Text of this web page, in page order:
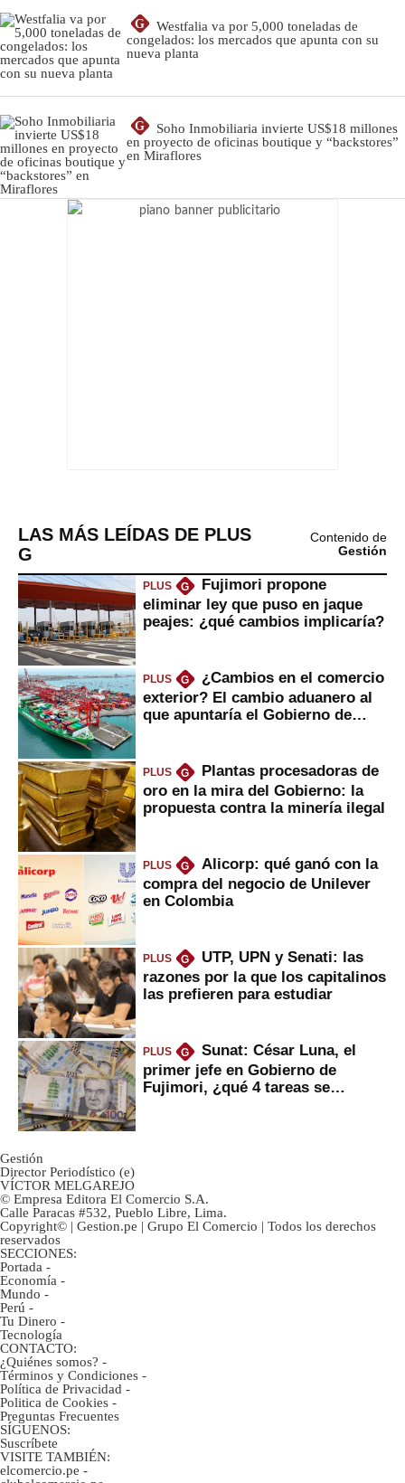
G
Westfalia va por 5,000 toneladas de
congelados: los mercados que apunta con su
nueva planta
G
Soho Inmobiliaria invierte US$18 millones
en proyecto de oficinas boutique y “backstores”
en Miraflores
LAS MÁS LEÍDAS DE PLUS
G
Contenido de
Gestión
PLUS G
Fujimori propone
eliminar ley que puso en jaque
peajes: ¿qué cambios implicaría?
PLUS G
¿Cambios en el comercio
exterior? El cambio aduanero al
que apuntaría el Gobierno de
PLUS G
Plantas procesadoras de
oro en la mira del Gobierno: la
propuesta contra la minería ilegal
PLUS G
Alicorp: qué ganó con la
compra del negocio de Unilever
en Colombia
PLUS G
UTP, UPN y Senati: las
razones por la que los capitalinos
las prefieren para estudiar
PLUS G
Sunat: César Luna, el
primer jefe en Gobierno de
Fujimori, ¿qué 4 tareas se
Gestión
Director Periodístico (e)
VÍCTOR MELGAREJO
© Empresa Editora El Comercio S.A.
Calle Paracas #532, Pueblo Libre, Lima.
Copyright© | Gestion.pe | Grupo El Comercio | Todos los derechos
reservados
SECCIONES:
Portada -
Economía -
Mundo -
Perú -
Tu Dinero -
Tecnología
CONTACTO:
¿Quiénes somos? -
Términos y Condiciones -
Política de Privacidad -
Politica de Cookies -
Preguntas Frecuentes
SÍGUENOS:
Suscríbete
VISITE TAMBIÉN:
elcomercio.pe -